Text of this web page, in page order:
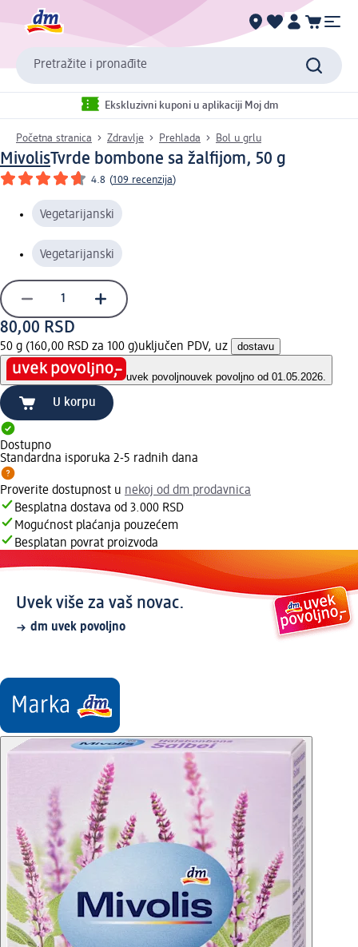
Pretražite i pronađite
Ekskluzivni kuponi u aplikaciji Moj dm
Početna stranica Zdravlje Prehlada Bol u grlu
MivolisTvrde bombone sa žalfijom, 50 g
4.8 (109 recenzija)
Vegetarijanski
Vegetarijanski
80,00 RSD
50 g (160,00 RSD za 100 g)uključen PDV, uz dostavu
uvek povoljnouvek povoljno od 01.05.2026.
U korpu
Dostupno
Standardna isporuka 2-5 radnih dana
Proverite dostupnost u nekoj od dm prodavnica
Besplatna dostava od 3.000 RSD
Mogućnost plaćanja pouzećem
Besplatan povrat proizvoda
Uvek više za vaš novac.
dm uvek povoljno